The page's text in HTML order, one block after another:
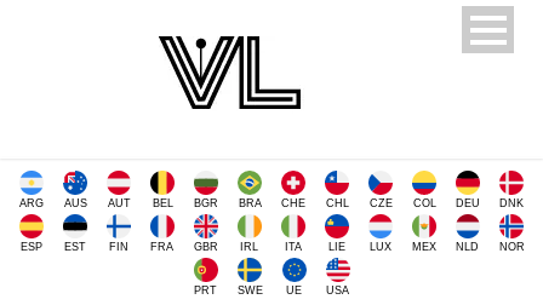
ARG AUS AUT BEL BGR BRA CHE CHL CZE COL DEU DNK
ESP EST FIN FRA GBR IRL ITA LIE LUX MEX NLD NOR
PRT SWE UE USA